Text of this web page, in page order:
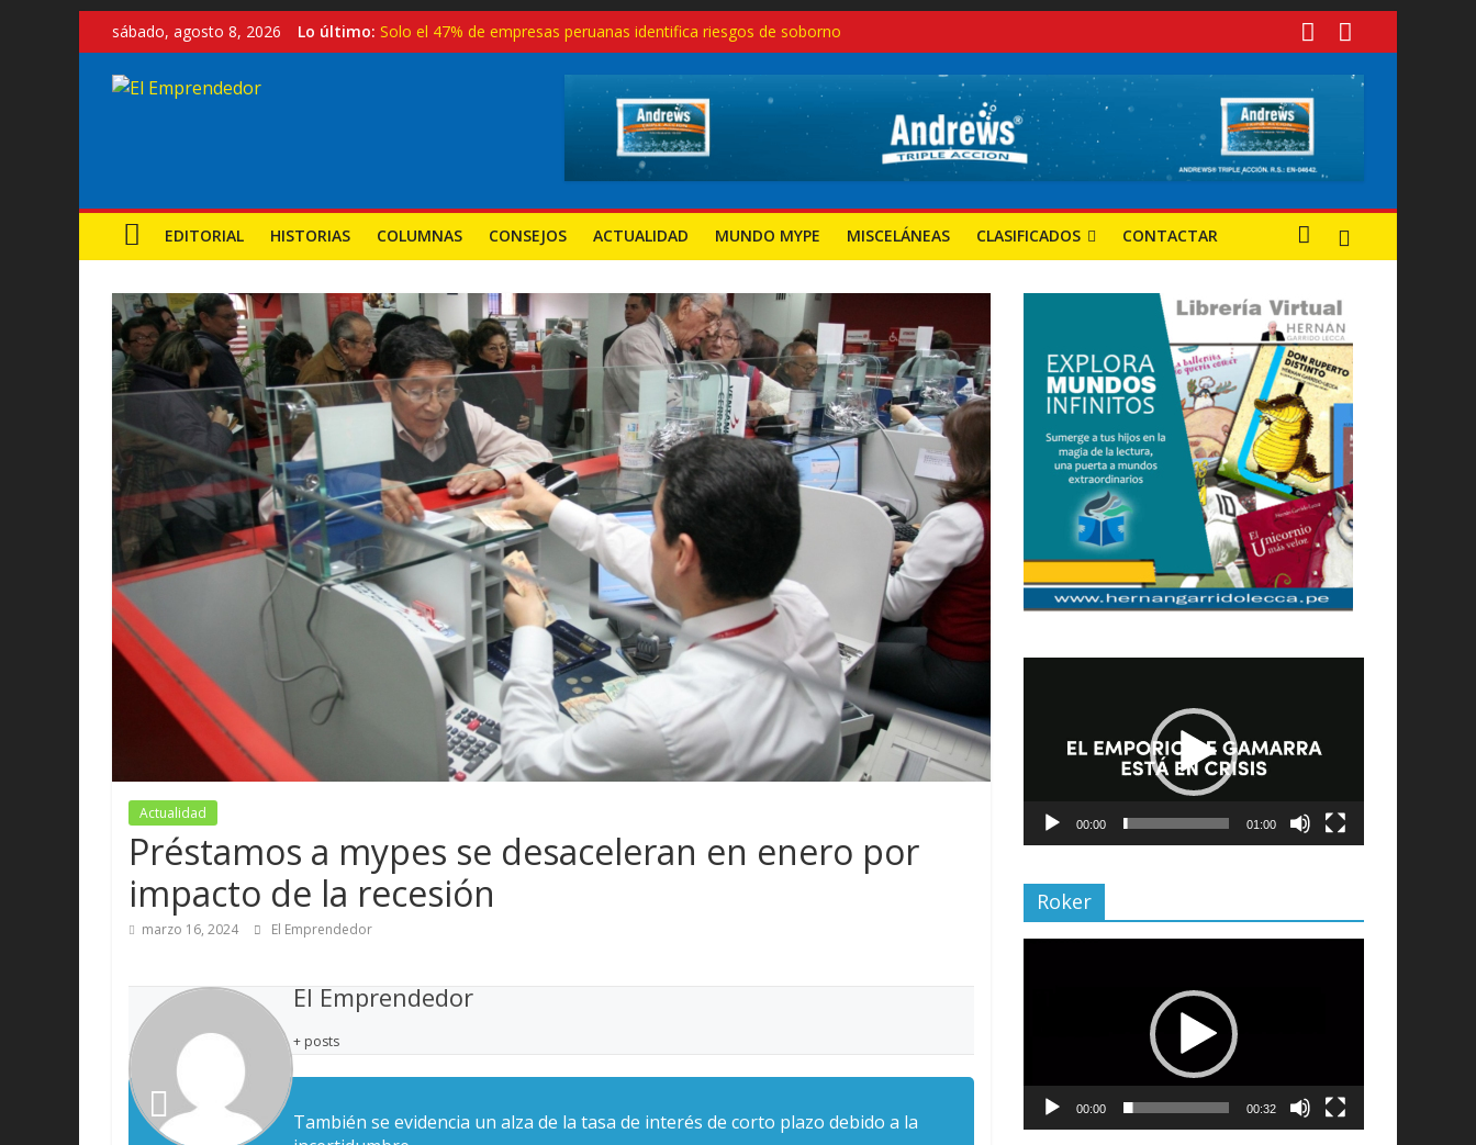
Saltar
al
contenido
sábado, agosto 8, 2026 Lo último: Solo el 47% de empresas peruanas identifica riesgos de soborno
Turismo con reglas modernas, no con recetas del pasado
Exportaciones peruanas crecen 27.3% en el primer trimestre de 2025: ¿Qué sectores tuvieron mayor progreso?
Crecen los emprendimientos en el Perú, pero también aumentan los cierres: desafíos y oportunidades
Exoneración para nuevas mypes: ¿seguirá el camino del régimen agrario?
El
Noticias,
Emprendimiento
y
EDITORIAL HISTORIAS COLUMNAS CONSEJOS ACTUALIDAD MUNDO MYPE MISCELÁNEAS CLASIFICADOS CONTACTAR
Actualidad
Préstamos a mypes se desaceleran en enero por
impacto de la recesión
marzo 16, 2024 El Emprendedor
El Emprendedor
+ posts
También se evidencia un alza de la tasa de interés de corto plazo debido a la
00:00 01:00
Roker
00:00 00:32